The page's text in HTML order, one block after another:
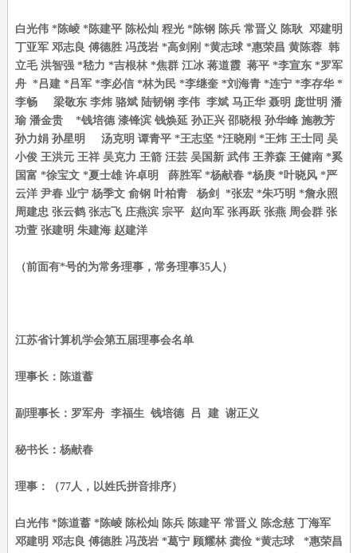
白光伟 *陈崚 *陈建平 陈松灿 程光 *陈钢 陈兵 常晋义 陈耿 邓建明
丁亚军 邓志良 傅德胜 冯茂岩 *高剑刚 *黄志球 *惠荣昌 黄陈蓉 韩
立毛 洪智强 *嵇力 *吉根林 *焦群 江冰 蒋道霞 蒋平 *李宣东 *罗军
舟 *吕建 *吕军 *李必信 *林为民 *李继奎 *刘海青 *连宁 *李存华 *
李畅 梁敬东 李炜 骆斌 陆韧钢 李伟 李斌 马正华 聂明 庞世明 潘
瑜 潘金贵 *钱培德 漆锋滨 钱焕延 孙正兴 邵晓根 孙华峰 施教芳
孙力娟 孙星明 汤克明 谭青平 *王志坚 *汪晓刚 *王炜 王士同 吴
小俊 王洪元 王祥 吴克力 王箭 汪芸 吴国新 武伟 王养森 王健南 *奚
国富 *徐宝文 *夏士雄 许卓明 薛胜军 *杨献春 *杨庚 *叶晓风 *严
云洋 尹春 业宁 杨季文 俞钢 叶柏青 杨剑 *张宏 *朱巧明 *詹永照
周建忠 张云鹤 张志飞 庄燕滨 宗平 赵向军 张再跃 张燕 周会群 张
功萱 张建明 朱建海 赵建洋
（前面有*号的为常务理事，常务理事35人）
江苏省计算机学会第五届理事会名单
理事长：陈道蓄
副理事长：罗军舟 李福生 钱培德 吕 建 谢正义
秘书长：杨献春
理事：（77人，以姓氏拼音排序）
白光伟 *陈道蓄 *陈崚 陈松灿 陈兵 陈建平 常晋义 陈念慈 丁海军
邓建明 邓志良 傅德胜 冯茂岩 *葛宁 顾耀林 龚俭 *黄志球 *惠荣昌